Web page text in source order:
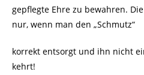
gepflegte Ehre zu bewahren.
nur, wenn man den „Schmutz“
korrekt entsorgt und ihn nicht
kehrt!